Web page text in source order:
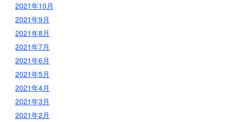
2021年10月
2021年9月
2021年8月
2021年7月
2021年6月
2021年5月
2021年4月
2021年3月
2021年2月